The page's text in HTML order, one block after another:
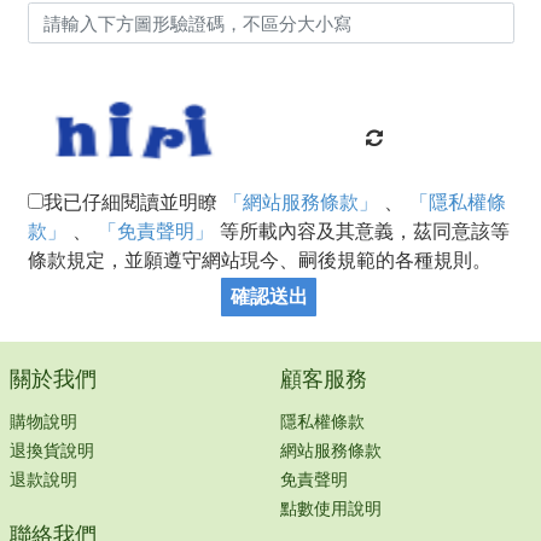
我已仔細閱讀並明瞭 「網站服務條款」 、
「隱私權條
款」
、 「免責聲明」
等所載內容及其意義，茲同意該等
條款規定，並願遵守網站現今、嗣後規範的各種規則。
確認送出
關於我們
購物說明
退換貨說明
退款說明
顧客服務
隱私權條款
網站服務條款
免責聲明
點數使用說明
聯絡我們